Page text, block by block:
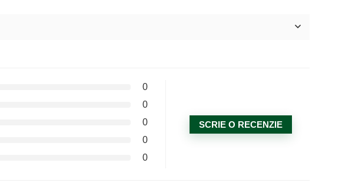
0
0
0
0
0
SCRIE O RECENZIE